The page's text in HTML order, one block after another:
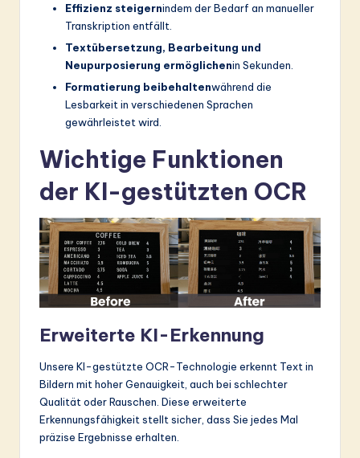
Effizienz steigernindem der Bedarf an manueller
Transkription entfällt.
Textübersetzung, Bearbeitung und
Neupurposierung ermöglichenin Sekunden.
Formatierung beibehaltenwährend die
Lesbarkeit in verschiedenen Sprachen
gewährleistet wird.
Wichtige Funktionen
der KI-gestützten OCR
Erweiterte KI-Erkennung
Unsere KI-gestützte OCR-Technologie erkennt Text in
Bildern mit hoher Genauigkeit, auch bei schlechter
Qualität oder Rauschen. Diese erweiterte
Erkennungsfähigkeit stellt sicher, dass Sie jedes Mal
präzise Ergebnisse erhalten.